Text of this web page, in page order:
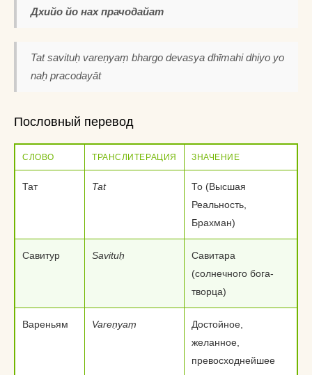
Дхийо йо нах прачодайат
Tat savituḥ vareṇyaṃ bhargo devasya dhīmahi dhiyo yo
naḥ pracodayāt
Пословный перевод
СЛОВО ТРАНСЛИТЕРАЦИЯ ЗНАЧЕНИЕ
Тат Tat
То (Высшая
Реальность,
Брахман)
Савитур Savituḥ
Савитара
(солнечного бога-
творца)
Вареньям Vareṇyaṃ
Достойное,
желанное,
превосходнейшее